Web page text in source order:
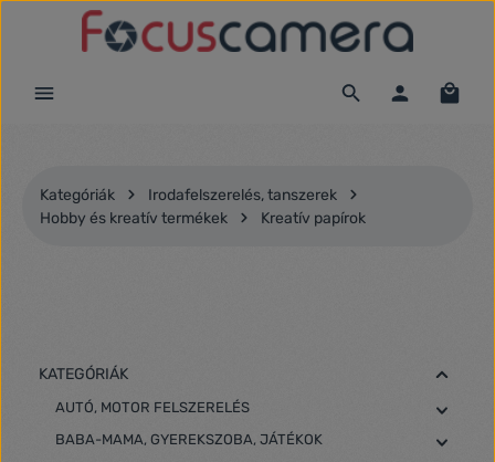
Ugrás a fő tartalomra
Kategóriák
Irodafelszerelés, tanszerek
Hobby és kreatív termékek
Kreatív papírok
KATEGÓRIÁK
AUTÓ, MOTOR FELSZERELÉS
BABA-MAMA, GYEREKSZOBA, JÁTÉKOK